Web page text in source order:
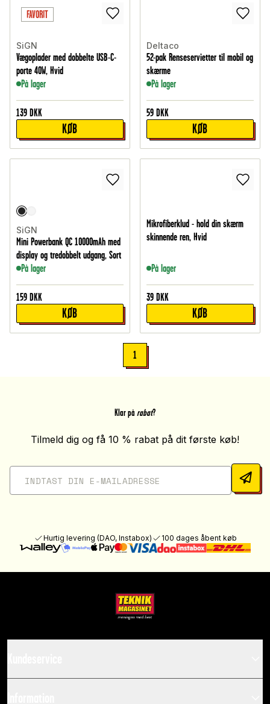
FAVORIT
SiGN
Vægoplader med dobbelte USB-C-
porte 40W, Hvid
På lager
139 DKK
KØB
Deltaco
52-pak Renseservietter til mobil og
skærme
På lager
59 DKK
KØB
SiGN
Mini Powerbank QC 10000mAh med
display og tredobbelt udgang, Sort
På lager
159 DKK
KØB
Mikrofiberklud - hold din skærm
skinnende ren, Hvid
På lager
39 DKK
KØB
1
Klar på rabat?
Tilmeld dig og få 10 % rabat på dit første køb!
Hurtig levering (DAO, Instabox) 100 dages åbent køb